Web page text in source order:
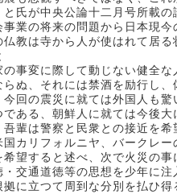
と氏が中央公論十二月号所載
業の将来の問題から日本現
教は寺から人が使はれて居
事変に際して動じない健全
ぬ、それには禁酒を励行し
回の震災に就ては外国人も
である、朝鮮人に就ては今後
吾輩は警察と民衆との接近を
国カリフォルニヤ、バークレ
希望すると述べ、次で火災の
交通道徳等の思想を少年に
に立つて周到な分別を払ひ